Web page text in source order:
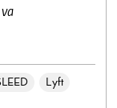
Lyft